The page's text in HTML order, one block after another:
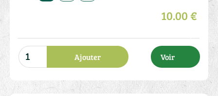
10.00 €
Ajouter Voir